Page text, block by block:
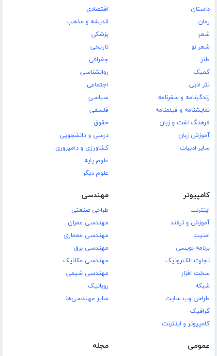
داستان
رمان
شعر
شعر نو
طنز
کمیک
نثر ادبی
زندگینامه و سفرنامه
نمایشنامه و فیلمنامه
فرهنگ لغت و زبان
آموزش زبان
سایر ادبیات
اقتصادی
اندیشه و مذهب
پزشکی
تاریخی
جغرافی
روانشناسی
اجتماعی
سیاسی
فلسفی
حقوق
درسی و دانشجویی
کشاورزی و دامپروری
علوم پایه
علوم دیگر
کامپیوتر
اینترنت
آموزش و ترفند
امنیت
برنامه نویسی
تجارت الکترونیک
سخت افزار
شبکه
طراحی وب سایت
گرافیک
کامپیوتر و اینترنت
مهندسی
طراحی صنعتی
مهندسی عمران
مهندسی معماری
مهندسی برق
مهندسی مکانیک
مهندسی شیمی
روباتیک
سایر مهندسی‌ها
عمومی مجله